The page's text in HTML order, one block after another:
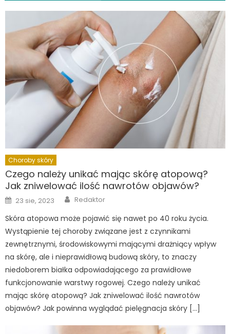
Choroby skóry
Czego należy unikać mając skórę atopową?
Jak zniwelować ilość nawrotów objawów?
Posted
on
23 sie, 2023 Author
Redaktor
Skóra atopowa może pojawić się nawet po 40 roku życia.
Wystąpienie tej choroby związane jest z czynnikami
zewnętrznymi, środowiskowymi mającymi drażniący wpływ
na skórę, ale i nieprawidłową budową skóry, to znaczy
niedoborem białka odpowiadającego za prawidłowe
funkcjonowanie warstwy rogowej. Czego należy unikać
mając skórę atopową? Jak zniwelować ilość nawrotów
objawów? Jak powinna wyglądać pielęgnacja skóry […]